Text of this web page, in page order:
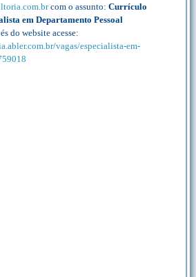
com o assunto: Currículo
em Departamento Pessoal
do website acesse:
vagas/especialista-em-